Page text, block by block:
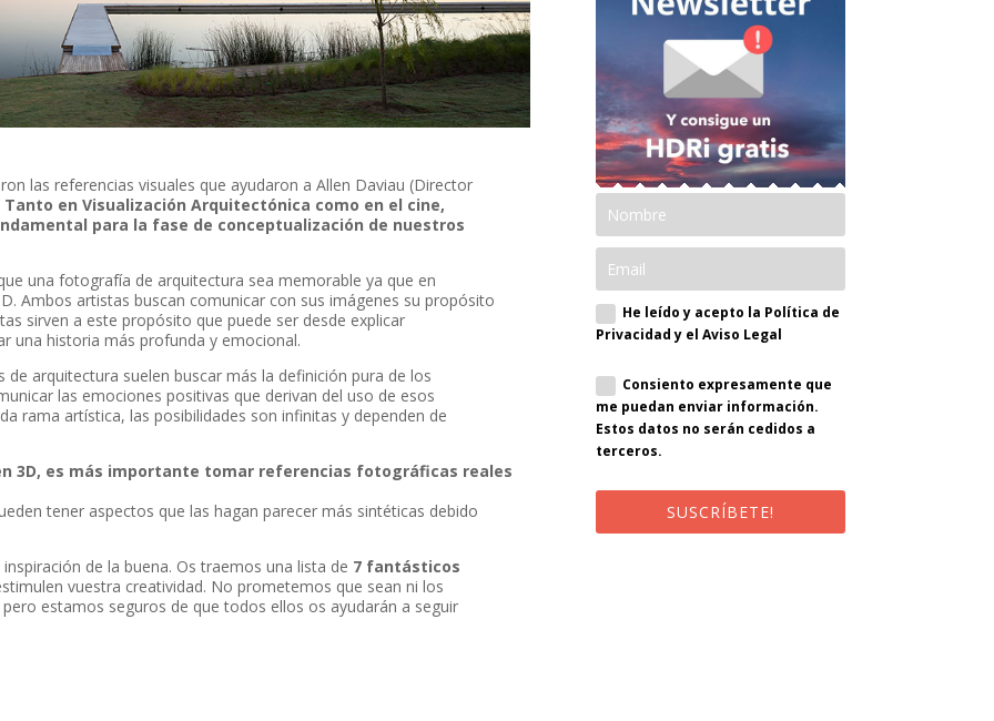
las referencias visuales que ayudaron a Allen Daviau (Director
Tanto en Visualización Arquitectónica como en el cine,
para la fase de conceptualización de nuestros
una fotografía de arquitectura sea memorable ya que en
Ambos artistas buscan comunicar con sus imágenes su propósito
sirven a este propósito que puede ser desde explicar
una historia más profunda y emocional.
arquitectura suelen buscar más la definición pura de los
las emociones positivas que derivan del uso de esos
rama artística, las posibilidades son infinitas y dependen de
3D, es más importante tomar referencias fotográficas reales
tener aspectos que las hagan parecer más sintéticas debido
de la buena. Os traemos una lista de 7 fantásticos
vuestra creatividad. No prometemos que sean ni los
estamos seguros de que todos ellos os ayudarán a seguir
He leído y acepto la Política de
Privacidad y el Aviso Legal
Consiento expresamente que
me puedan enviar información.
Estos datos no serán cedidos a
terceros.
SUSCRÍBETE!